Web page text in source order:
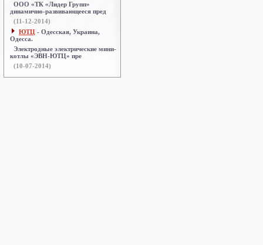
ООО «ТК «Лидер Групп»
динамично-развивающееся пред
(11-12-2014)
ЮТЦ - Одесская, Украина,
Одесса.
Электродные электрические мини-
котлы «ЭВН-ЮТЦ» пре
(10-07-2014)